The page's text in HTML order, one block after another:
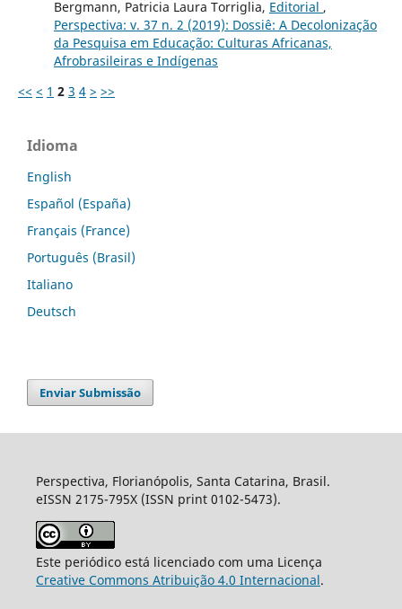
Bergmann, Patricia Laura Torriglia, Editorial ,
Perspectiva: v. 37 n. 2 (2019): Dossiê: A Decolonização
da Pesquisa em Educação: Culturas Africanas,
Afrobrasileiras e Indígenas
<< < 1 2 3 4 > >>
Idioma
English
Español (España)
Français (France)
Português (Brasil)
Italiano
Deutsch
Enviar Submissão
Perspectiva, Florianópolis, Santa Catarina, Brasil.
eISSN 2175-795X (ISSN print 0102-5473).
Este periódico está licenciado com uma Licença
Creative Commons Atribuição 4.0 Internacional.